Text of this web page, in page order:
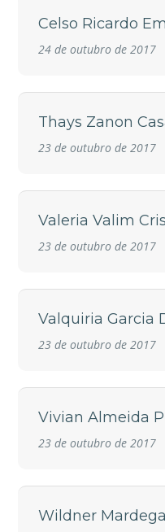
Celso Ricardo
24 de outubro de 2017
Thays Zanon
23 de outubro de 2017
Valeria Valim
23 de outubro de 2017
Valquiria Garcia
23 de outubro de 2017
Vivian Almeida
23 de outubro de 2017
Wildner